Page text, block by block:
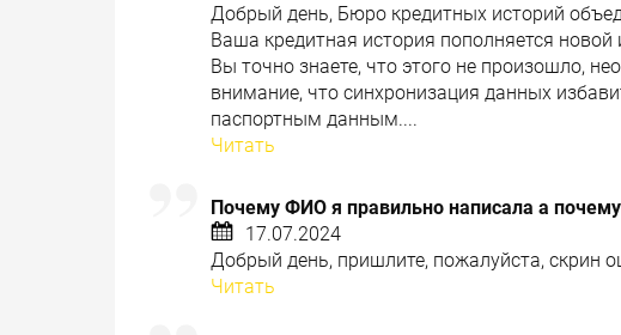
Добрый день, Бюро кредитных историй
Ваша кредитная история пополняется
Вы точно знаете, что этого не произошло,
внимание, что синхронизация данных
паспортным данным....
Читать
Почему ФИО я правильно написала а
17.07.2024
Добрый день, пришлите, пожалуйста, скрин
Читать